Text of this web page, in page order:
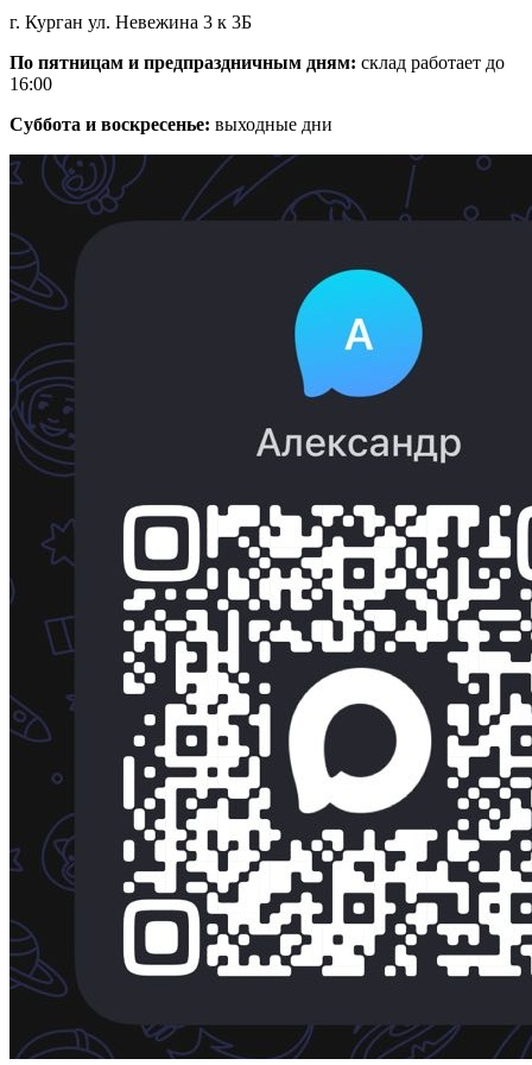
г. Курган ул. Невежина 3 к 3Б
По пятницам и предпраздничным дням: склад работает до
16:00
Суббота и воскресенье: выходные дни